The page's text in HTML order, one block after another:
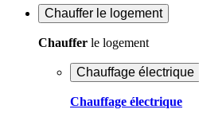
Chauffer le logement
Chauffer le logement
Chauffage électrique
Chauffage électrique